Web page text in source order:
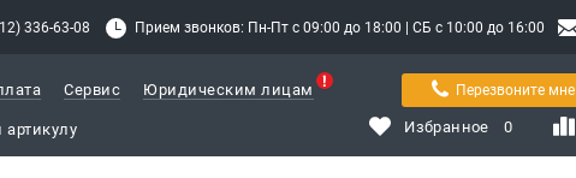
336-63-08 Прием звонков: Пн-Пт с 09:00 до 18:00 | СБ с 10:00 до 16:00
Сервис Юридическим лицам Перезвоните мне
Избранное 0